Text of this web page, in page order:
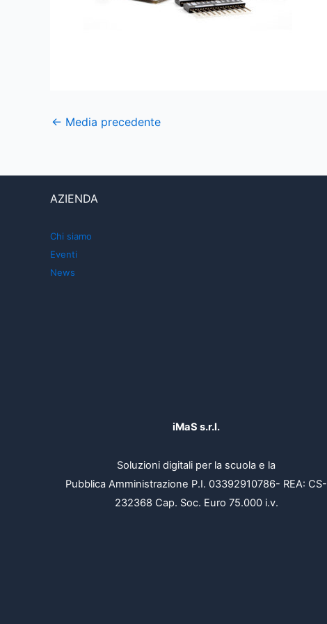
← Media precedente
AZIENDA
Chi siamo
Eventi
News
iMaS s.r.l.
Soluzioni digitali per la scuola e la
Pubblica Amministrazione P.I. 03392910786- REA: CS-
232368 Cap. Soc. Euro 75.000 i.v.